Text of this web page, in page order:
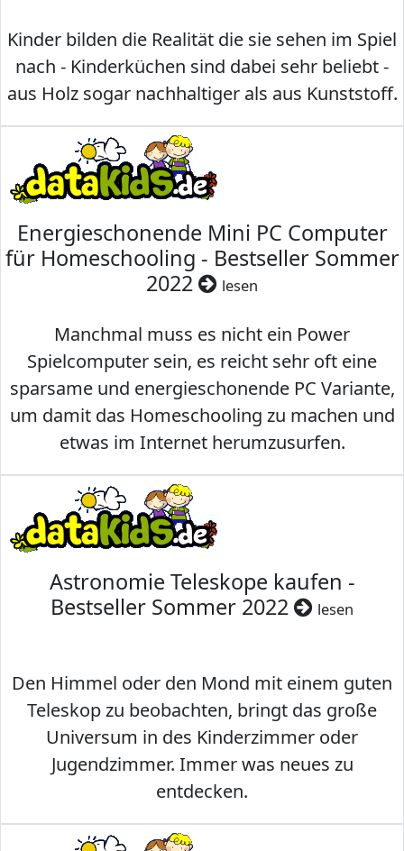
Kinder bilden die Realität die sie sehen im Spiel
nach - Kinderküchen sind dabei sehr beliebt -
aus Holz sogar nachhaltiger als aus Kunststoff.
Energieschonende Mini PC Computer
für Homeschooling - Bestseller Sommer
2022
lesen
Manchmal muss es nicht ein Power
Spielcomputer sein, es reicht sehr oft eine
sparsame und energieschonende PC Variante,
um damit das Homeschooling zu machen und
etwas im Internet herumzusurfen.
Astronomie Teleskope kaufen -
Bestseller Sommer 2022
lesen
Den Himmel oder den Mond mit einem guten
Teleskop zu beobachten, bringt das große
Universum in des Kinderzimmer oder
Jugendzimmer. Immer was neues zu
entdecken.